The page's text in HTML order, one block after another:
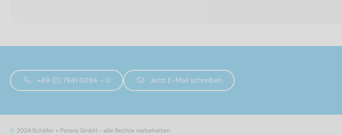
+49 (0) 7941 6094 – 0 Jetzt E-Mail schreiben
© 2024 Schäfer + Peters GmbH - alle Rechte vorbehalten